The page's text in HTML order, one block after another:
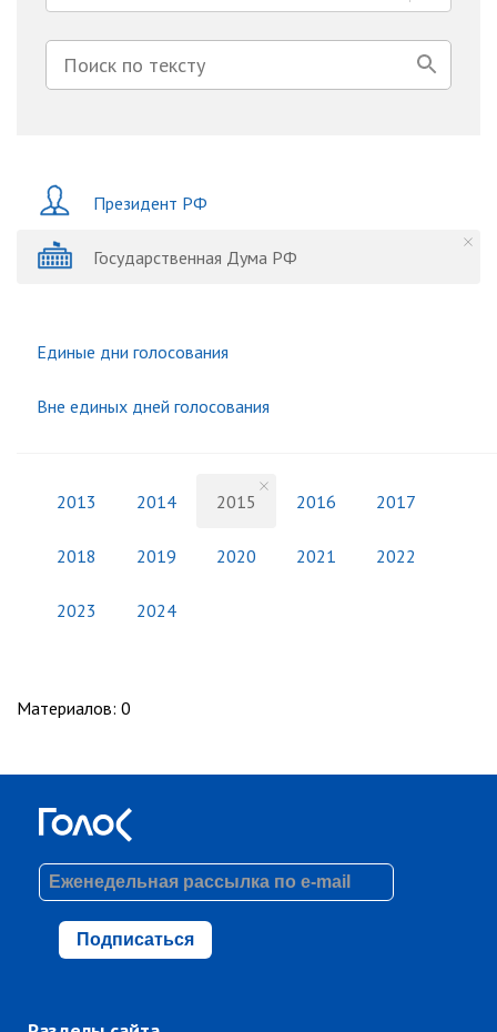
Президент РФ
Государственная Дума РФ
Единые дни голосования
Вне единых дней голосования
2013 2014 2015 2016 2017
2018 2019 2020 2021 2022
2023 2024
Материалов: 0
Подписаться